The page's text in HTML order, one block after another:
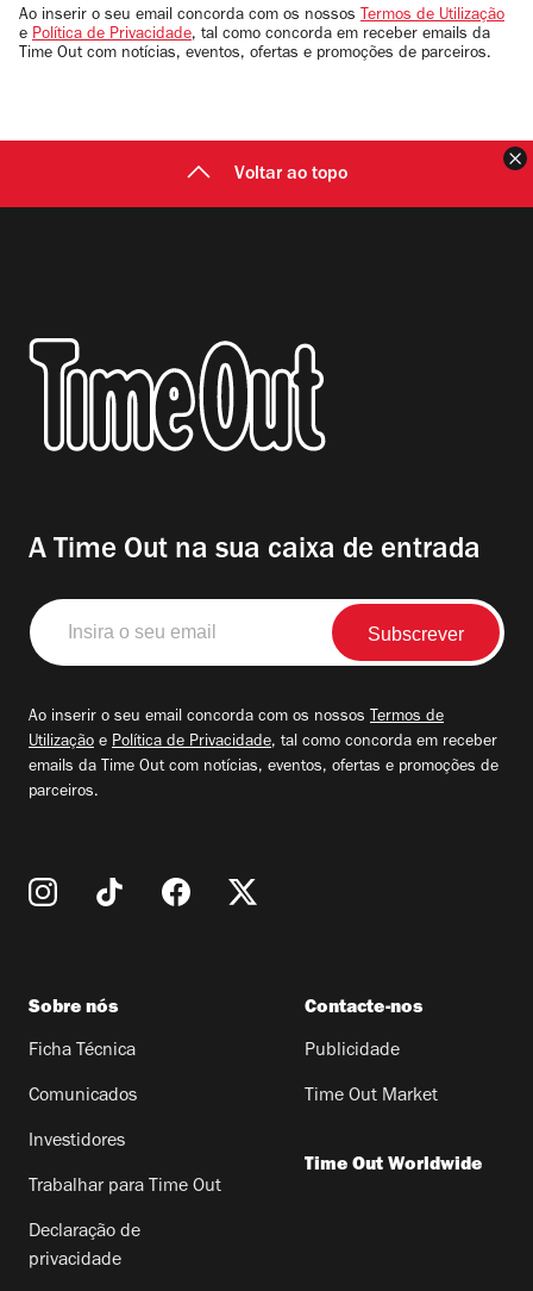
email
Ao inserir o seu email concorda com os nossos Termos de Utilização
e Política de Privacidade, tal como concorda em receber emails da
Time Out com notícias, eventos, ofertas e promoções de parceiros.
Voltar ao topo
A Time Out na sua caixa de entrada
Insira
o
seu
Ao inserir o seu email concorda com os nossos Termos de
Utilização e Política de Privacidade, tal como concorda em receber
emails da Time Out com notícias, eventos, ofertas e promoções de
parceiros.
Sobre nós
Ficha Técnica
Comunicados
Investidores
Trabalhar para Time Out
Declaração de
privacidade
Contacte-nos
Publicidade
Time Out Market
Time Out Worldwide